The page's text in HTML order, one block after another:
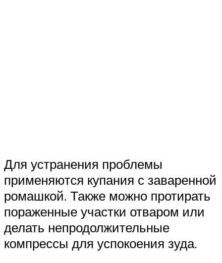
Для устранения проблемы
применяются купания с заваренной
ромашкой. Также можно протирать
пораженные участки отваром или
делать непродолжительные
компрессы для успокоения зуда.